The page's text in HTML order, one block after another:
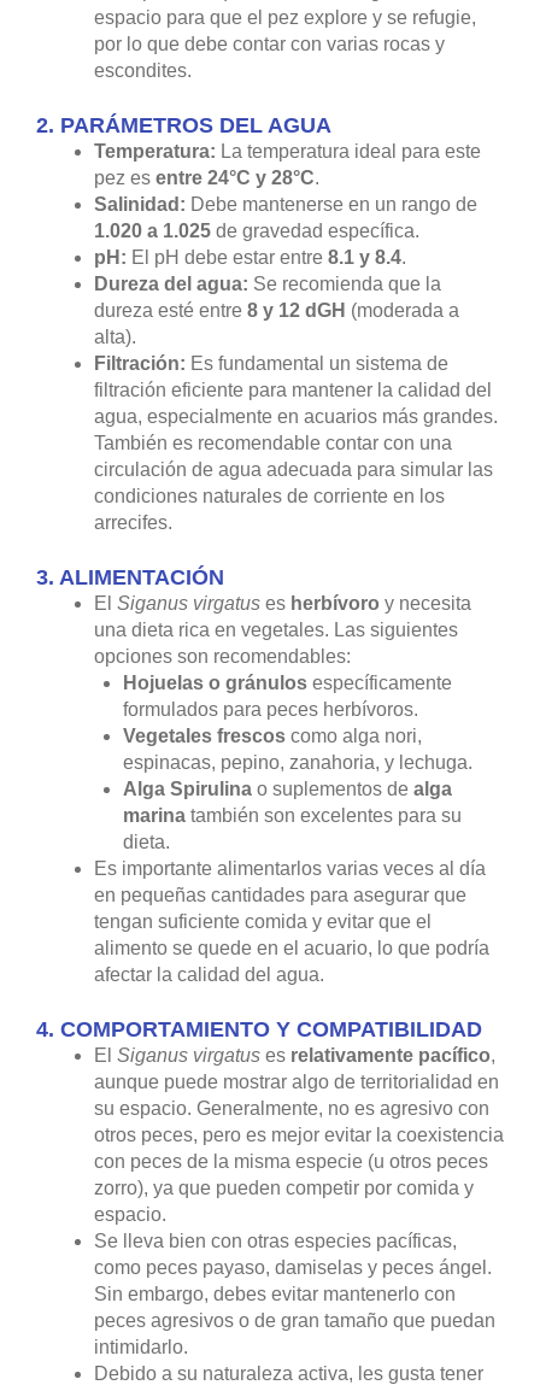
espacio para que el pez explore y se refugie,
por lo que debe contar con varias rocas y
escondites.
2. PARÁMETROS DEL AGUA
Temperatura: La temperatura ideal para este
pez es entre 24°C y 28°C.
Salinidad: Debe mantenerse en un rango de
1.020 a 1.025 de gravedad específica.
pH: El pH debe estar entre 8.1 y 8.4.
Dureza del agua: Se recomienda que la
dureza esté entre 8 y 12 dGH (moderada a
alta).
Filtración: Es fundamental un sistema de
filtración eficiente para mantener la calidad del
agua, especialmente en acuarios más grandes.
También es recomendable contar con una
circulación de agua adecuada para simular las
condiciones naturales de corriente en los
arrecifes.
3. ALIMENTACIÓN
El Siganus virgatus es herbívoro y necesita
una dieta rica en vegetales. Las siguientes
opciones son recomendables:
Hojuelas o gránulos específicamente
formulados para peces herbívoros.
Vegetales frescos como alga nori,
espinacas, pepino, zanahoria, y lechuga.
Alga Spirulina o suplementos de alga
marina también son excelentes para su
dieta.
Es importante alimentarlos varias veces al día
en pequeñas cantidades para asegurar que
tengan suficiente comida y evitar que el
alimento se quede en el acuario, lo que podría
afectar la calidad del agua.
4. COMPORTAMIENTO Y COMPATIBILIDAD
El Siganus virgatus es relativamente pacífico,
aunque puede mostrar algo de territorialidad en
su espacio. Generalmente, no es agresivo con
otros peces, pero es mejor evitar la coexistencia
con peces de la misma especie (u otros peces
zorro), ya que pueden competir por comida y
espacio.
Se lleva bien con otras especies pacíficas,
como peces payaso, damiselas y peces ángel.
Sin embargo, debes evitar mantenerlo con
peces agresivos o de gran tamaño que puedan
intimidarlo.
Debido a su naturaleza activa, les gusta tener